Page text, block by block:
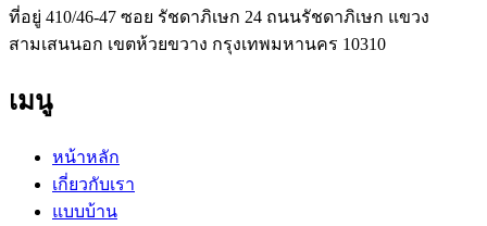
ที่อยู่ 410/46-47 ซอย รัชดาภิเษก 24 ถนนรัชดาภิเษก แขวง
สามเสนนอก เขตห้วยขวาง กรุงเทพมหานคร 10310
เมนู
หน้าหลัก
เกี่ยวกับเรา
แบบบ้าน